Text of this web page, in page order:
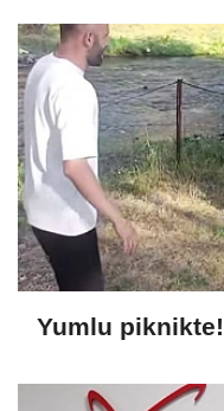
Yumlu piknikte!